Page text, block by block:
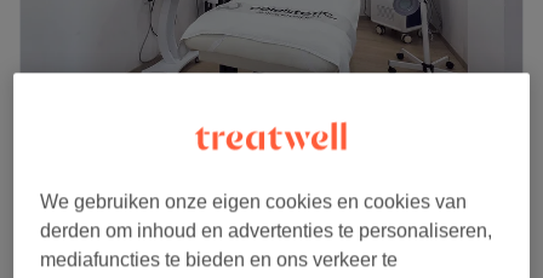
219 reviews
Laat zien op de kaart
Massage aux huiles essentielles
1 u
We gebruiken onze eigen cookies en cookies van
derden om inhoud en advertenties te personaliseren,
mediafuncties te bieden en ons verkeer te